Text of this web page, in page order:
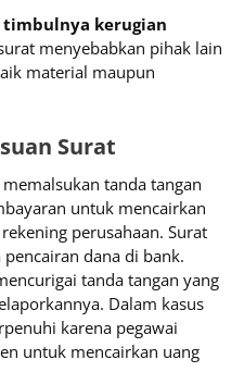
kerugian
menyebabkan pihak lain
material maupun
Surat
tanda tangan
untuk mencairkan
perusahaan. Surat
dana di bank.
tanda tangan yang
Dalam kasus
karena pegawai
untuk mencairkan uang